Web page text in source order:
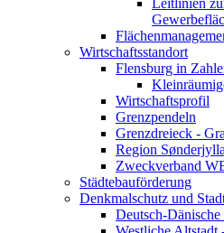
Leitlinien
Wirtschaftsstandort
Flensburg in
Wirtschaftsprofil
Grenzpendeln
Grenzdreieck -
Region
Zweckverband
Städtebauförderung
Denkmalschutz und
Deutsch-